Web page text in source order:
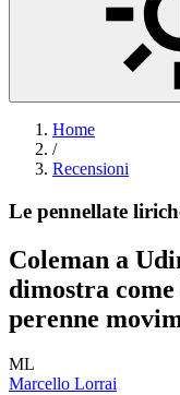
Home
/
Recensioni
Le pennellate
Coleman a
dimostra
perenne
ML
Marcello Lorrai